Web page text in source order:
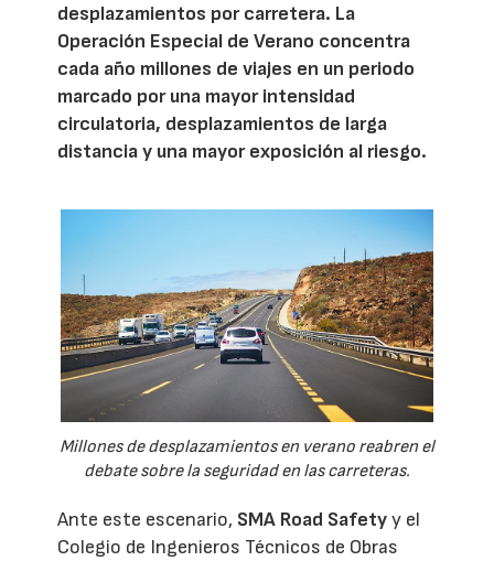
desplazamientos por carretera. La
Operación Especial de Verano concentra
cada año millones de viajes en un periodo
marcado por una mayor intensidad
circulatoria, desplazamientos de larga
distancia y una mayor exposición al riesgo.
Millones de desplazamientos en verano reabren el
debate sobre la seguridad en las carreteras.
Ante este escenario, SMA Road Safetyy el
Colegio de Ingenieros Técnicos de Obras